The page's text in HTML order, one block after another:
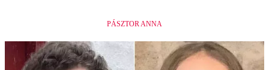
PÁSZTOR ANNA